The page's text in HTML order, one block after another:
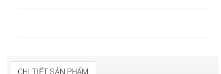
CHI TIẾT SẢN PHẨM